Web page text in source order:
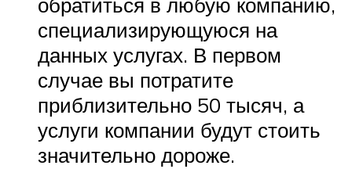
специализирующуюся на
данных услугах. В первом
случае вы потратите
приблизительно 50 тысяч, а
услуги компании будут стоить
значительно дороже.